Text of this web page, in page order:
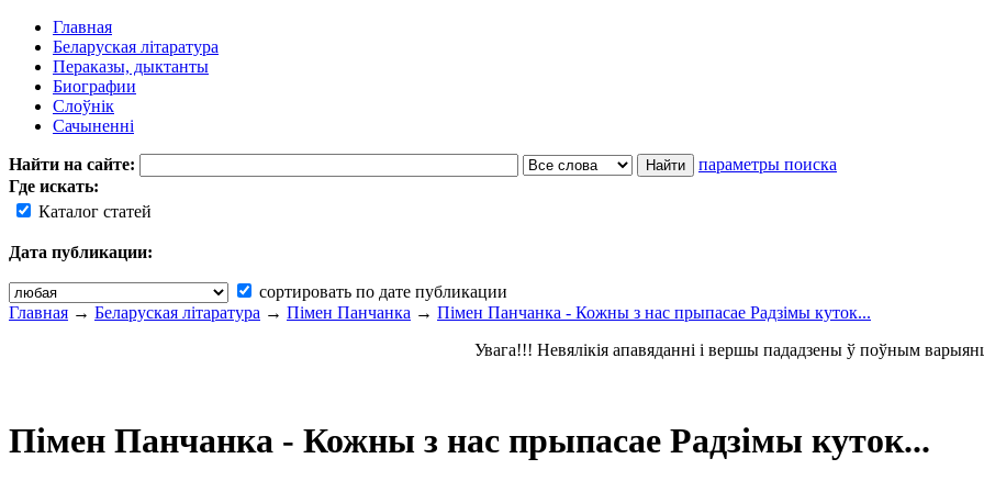
Главная
Беларуская літаратура
Пераказы, дыктанты
Биографии
Слоўнік
Сачыненні
Найти на сайте:
параметры поиска
Где искать:
Каталог статей
Дата публикации:
сортировать по дате публикации
Главная → Беларуская літаратура → Пімен Панчанка → Пімен Панчанка - Кожны з нас прыпасае Радзімы куток...
Увага!!! Невялікія апавяданні і вершы пададзены ў поўным
Пімен Панчанка - Кожны з нас прыпасае Радзімы куток...